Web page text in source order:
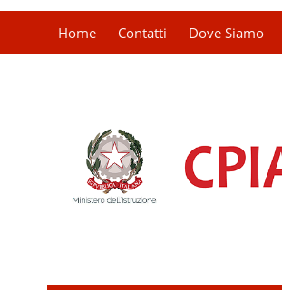
Home Contatti Dove Siamo